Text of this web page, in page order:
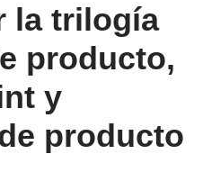
la trilogía
producto,
y
producto